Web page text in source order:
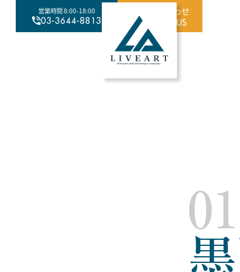
施工メニュー
MENU
事例紹介
WORKS
会社概要
ABOUT US RECRUIT
よくある質問
FAQ
営業時間8:00-18:00
03-3644-8813
お問い合わせ
CONTACT US
01